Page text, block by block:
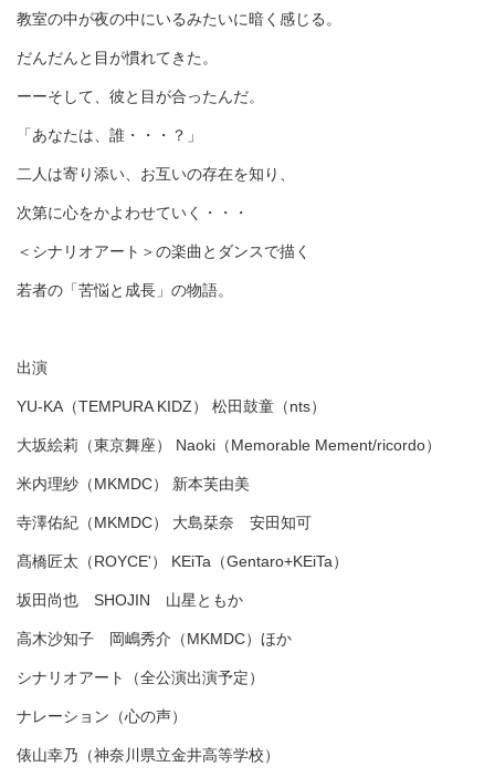
教室の中が夜の中にいるみたいに暗く感じる。
だんだんと目が慣れてきた。
ーーそして、彼と目が合ったんだ。
「あなたは、誰・・・？」
二人は寄り添い、お互いの存在を知り、
次第に心をかよわせていく・・・
＜シナリオアート＞の楽曲とダンスで描く
若者の「苦悩と成長」の物語。
出演
YU-KA（TEMPURA KIDZ） 松田鼓童（nts）
大坂絵莉（東京舞座） Naoki（Memorable Mement/ricordo）
米内理紗（MKMDC） 新本芙由美
寺澤佑紀（MKMDC） 大島栞奈 安田知可
髙橋匠太（ROYCE'） KEiTa（Gentaro+KEiTa）
坂田尚也 SHOJIN 山星ともか
高木沙知子 岡嶋秀介（MKMDC）ほか
シナリオアート（全公演出演予定）
ナレーション（心の声）
俵山幸乃（神奈川県立金井高等学校）